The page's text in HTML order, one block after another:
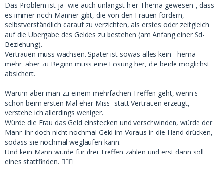
Das Problem ist ja -wie auch unlängst hier Thema gewesen-, dass
es immer noch Männer gibt, die von den Frauen fordern,
selbstverständlich darauf zu verzichten, als erstes oder zeitgleich
auf die Übergabe des Geldes zu bestehen (am Anfang einer Sd-
Beziehung).
Vertrauen muss wachsen. Später ist sowas alles kein Thema
mehr, aber zu Beginn muss eine Lösung her, die beide möglichst
absichert.
Warum aber man zu einem mehrfachen Treffen geht, wenn's
schon beim ersten Mal eher Miss- statt Vertrauen erzeugt,
verstehe ich allerdings weniger.
Würde die Frau das Geld einstecken und verschwinden, würde der
Mann ihr doch nicht nochmal Geld im Voraus in die Hand drücken,
sodass sie nochmal weglaufen kann.
Und kein Mann würde für drei Treffen zahlen und erst dann soll
eines stattfinden. 🤷🏻‍♀️